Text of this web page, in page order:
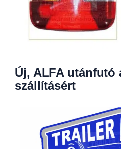
Új, ALFA utánfutó
szállításért